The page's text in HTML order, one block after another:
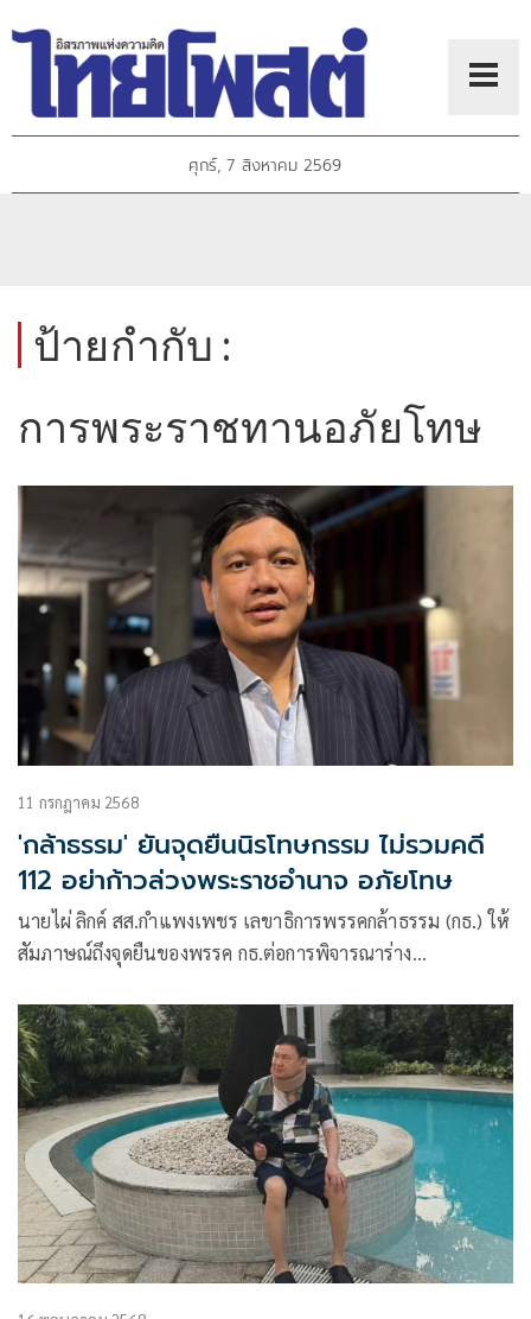
ศุกร์, 7 สิงหาคม 2569
ป้ายกำกับ :
การพระราชทานอภัยโทษ
11 กรกฎาคม 2568
'กล้าธรรม' ยันจุดยืนนิรโทษกรรม ไม่รวมคดี
112 อย่าก้าวล่วงพระราชอำนาจ อภัยโทษ
นายไผ่ ลิกค์ สส.กำแพงเพชร เลขาธิการพรรคกล้าธรรม (กธ.) ให้
สัมภาษณ์ถึงจุดยืนของพรรค กธ.ต่อการพิจารณาร่าง
เราก็อยากให้เกิดการนิรโทษกรรม ซึ่งการจะทำให้สำเร็จต้องพูด
คุยกันทุกพรรค